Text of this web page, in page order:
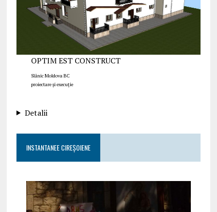
OPTIM EST CONSTRUCT
Slănic Moldova BC
proiectare și execuție
Detalii
INSTANTANEE CIREȘOIENE